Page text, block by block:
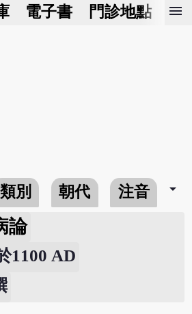
電子書 門診地點 預
menu
類別 朝代 注音 arrow_drop_down
論
1100 AD